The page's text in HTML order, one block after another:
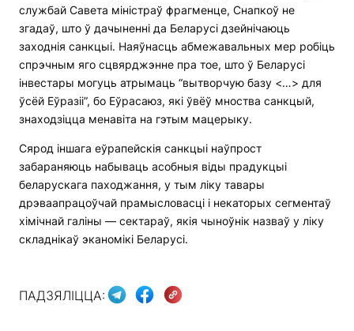
службай Савета міністраў фрагменце, Снапкоў не
згадаў, што ў дачыненні да Беларусі дзейнічаюць
заходнія санкцыі. Наяўнасць абмежавальных мер робіць
спрэчным яго сцвярджэнне пра тое, што ў Беларусі
інвестары могуць атрымаць “вытворчую базу <…> для
ўсёй Еўразіі”, бо Еўрасаюз, які ўвёў мноства санкцый,
знаходзіцца менавіта на гэтым мацерыку.
Сярод іншага еўрапейскія санкцыі наўпрост
забараняюць набываць асобныя віды прадукцыі
беларускага паходжання, у тым ліку тавары
дрэваапрацоўчай прамысловасці і некаторых сегментаў
хімічнай галіны — сектараў, якія чыноўнік назваў у ліку
складнікаў эканомікі Беларусі.
ПАДЗЯЛІЦЦА: